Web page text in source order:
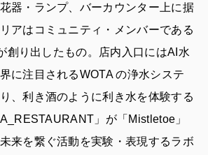
器・ランプ、バーカウンター上に据
アはコミュニティ・メンバーである
創り出したもの。店内入口にはAI水
に注目されるWOTA の浄水システ
、利き酒のように利き水を体験する
」が「Mistletoe」
来を繋ぐ活動を実験・表現するラボ